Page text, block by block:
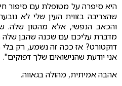
היא סיפרה על מטופלת עם סיפור
שהצריבה בזווית העין שלי לא
והכאב הנפשי, אלא מהטון
מדברת עליכם עם שכנה שהבן שלה
דוקטורט? אז ככה זה נשמע, רק
אני יודעת שהנישואים שלך דפוקים".
אהבה אמיתית, מהולה בגאווה.